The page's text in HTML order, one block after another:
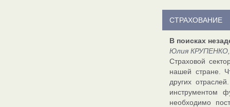
СТРАХОВАНИЕ
В поисках
Юлия КРУПЕНКО,
Страховой
нашей стране.
других
инструментом
необходимо